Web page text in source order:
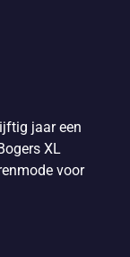
jaar een
XL
voor